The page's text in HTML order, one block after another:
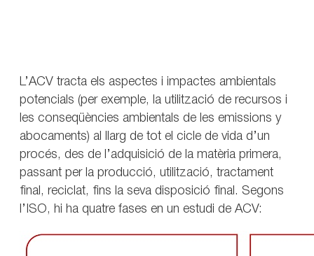
L’ACV tracta els aspectes i impactes ambientals
potencials (per exemple, la utilització de recursos i
les conseqüències ambientals de les emissions y
abocaments) al llarg de tot el cicle de vida d’un
procés, des de l’adquisició de la matèria primera,
passant per la producció, utilització, tractament
final, reciclat, fins la seva disposició final. Segons
l’ISO, hi ha quatre fases en un estudi de ACV: